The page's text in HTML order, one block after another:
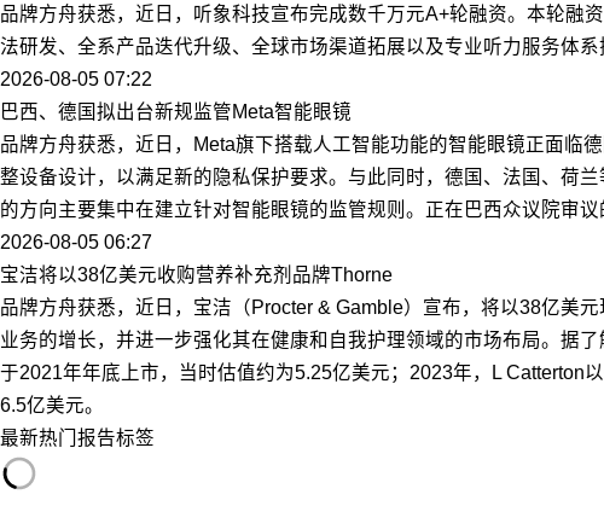
品牌方舟获悉，近日，听象科技宣布完成数千万元A+轮融资。本轮融
法研发、全系产品迭代升级、全球市场渠道拓展以及专业听力服务体系
2026-08-05 07:22
巴西、德国拟出台新规监管Meta智能眼镜
品牌方舟获悉，近日，Meta旗下搭载人工智能功能的智能眼镜正面临
整设备设计，以满足新的隐私保护要求。与此同时，德国、法国、荷
的方向主要集中在建立针对智能眼镜的监管规则。正在巴西众议院审
2026-08-05 06:27
宝洁将以38亿美元收购营养补充剂品牌Thorne
品牌方舟获悉，近日，宝洁（Procter & Gamble）宣布，将以38亿美
业务的增长，并进一步强化其在健康和自我护理领域的市场布局。据
于2021年年底上市，当时估值约为5.25亿美元；2023年，L Catterton
6.5亿美元。
最新热门 报告标签